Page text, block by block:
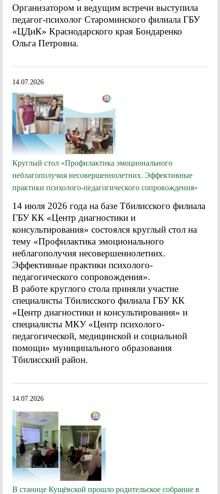
Организатором и ведущим встречи выступила
педагог-психолог Староминского филиала ГБУ
«ЦДиК» Краснодарского края Бондаренко
Ольга Петровна.
14.07.2026
Круглый стол «Профилактика эмоционального
неблагополучия несовершеннолетних. Эффективные
практики психолого-педагогического сопровождения»
14 июля 2026 года на базе Тбилисского филиала
ГБУ КК «Центр диагностики и
консультирования» состоялся круглый стол на
тему «Профилактика эмоционального
неблагополучия несовершеннолетних.
Эффективные практики психолого-
педагогического сопровождения».
В работе круглого стола приняли участие
специалисты Тбилисского филиала ГБУ КК
«Центр диагностики и консультирования» и
специалисты МКУ «Центр психолого-
педагогической, медицинской и социальной
помощи» муниципального образования
Тбилисский район.
14.07.2026
В станице Кущёвской прошло родительское собрание в